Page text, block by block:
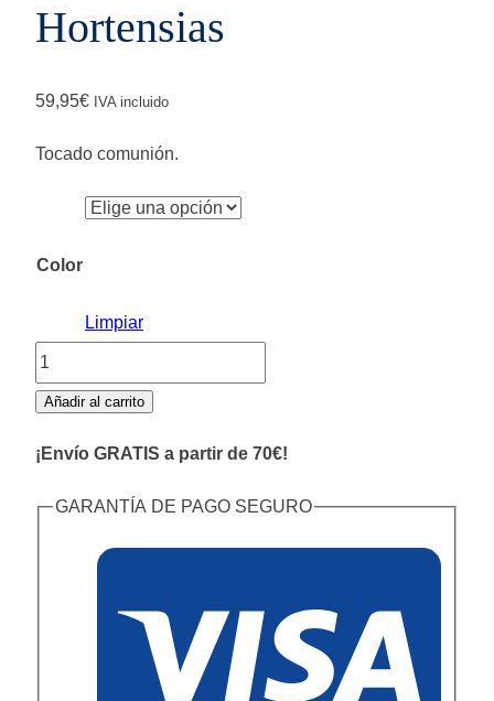
Hortensias
59,95€ IVA incluido
Tocado comunión.
Color
Limpiar
Media
Corona
cantidad
Añadir al carrito
¡Envío GRATIS a partir de 70€!
GARANTÍA DE PAGO SEGURO